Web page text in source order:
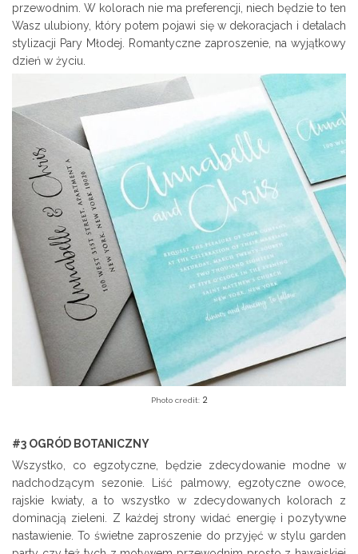
przewodnim. W kolorach nie ma preferencji, niech będzie to ten
Wasz ulubiony, który potem pojawi się w dekoracjach i detalach
stylizacji Pary Młodej. Romantyczne zaproszenie, na wyjątkowy
dzień w życiu.
Photo credit: 2
#3 OGRÓD BOTANICZNY
Wszystko, co egzotyczne, będzie zdecydowanie modne w
nadchodzącym sezonie. Liść palmowy, egzotyczne owoce,
rajskie kwiaty, a to wszystko w zdecydowanych kolorach z
dominacją zieleni. Z każdej strony widać energię i pozytywne
nastawienie. To świetne zaproszenie do przyjęć w stylu garden